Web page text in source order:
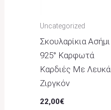
Uncategorized
Σκουλαρίκια Ασήμι
925° Καρφωτά
Καρδιές Με Λευκά
Ζιργκόν
22,00€